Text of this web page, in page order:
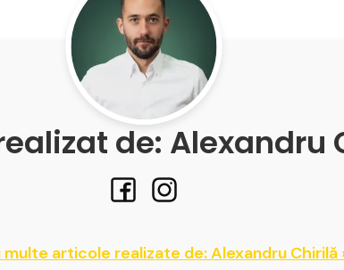
de: Alexandru
multe articole realizate de: Alexandru Chirilă